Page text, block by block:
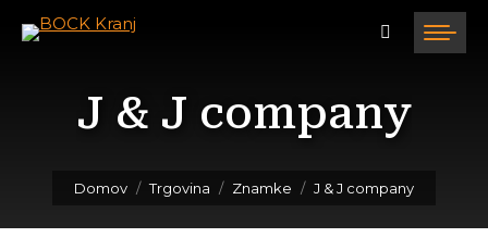
J & J company
Domov Trgovina Znamke J & J company